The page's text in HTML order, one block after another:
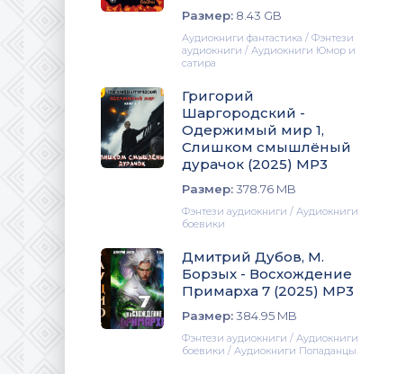
Размер: 8.43 GB
Аудиокниги фантастика / Фэнтези
аудиокниги / Аудиокниги Юмор и
сатира
Григорий
Шаргородский -
Одержимый мир 1,
Слишком смышлёный
дурачок (2025) МР3
Размер:378.76 MB
Фэнтези аудиокниги / Аудиокниги
боевики
Дмитрий Дубов, М.
Борзых - Восхождение
Примарха 7 (2025) МР3
Размер:384.95 MB
Фэнтези аудиокниги / Аудиокниги
боевики / Аудиокниги Попаданцы